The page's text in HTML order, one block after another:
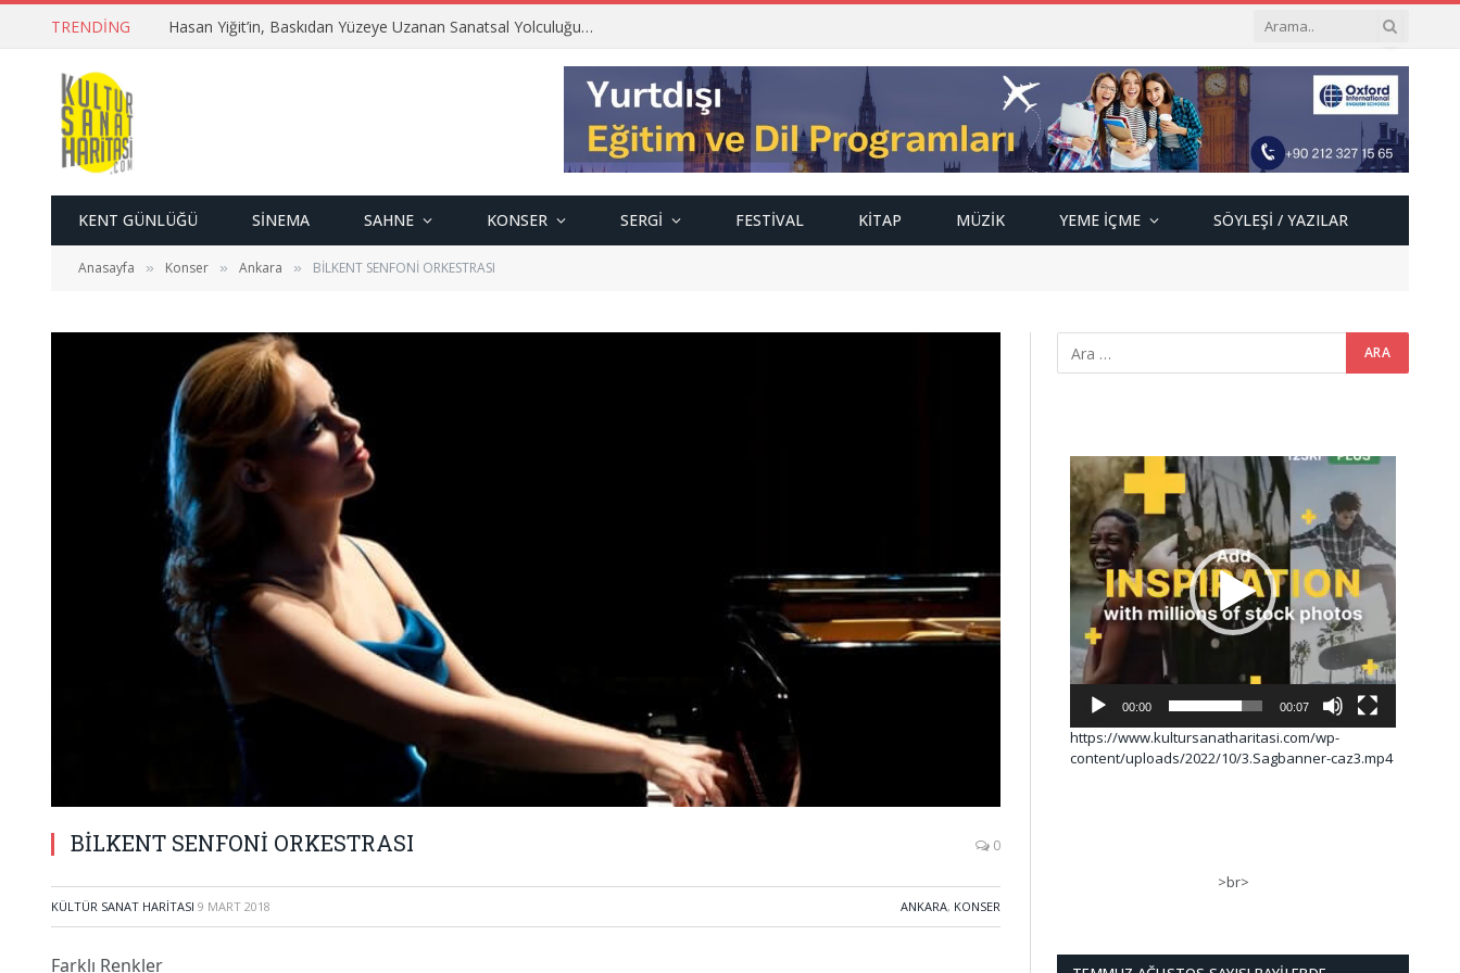
TRENDING Hasan Yiğit’in, Baskıdan Yüzeye Uzanan Sanatsal Yolculuğu…
KENT GÜNLÜĞÜ SINEMA SAHNE KONSER SERGI FESTIVAL KITAP MÜZIK YEME İÇME SÖYLEŞI / YAZILAR
Anasayfa » Konser » Ankara » BİLKENT SENFONİ ORKESTRASI
BİLKENT SENFONİ ORKESTRASI 0
KÜLTÜR SANAT HARITASI 9 MART 2018 ANKARA, KONSER
Farklı Renkler
Video
oynatıcı
00:00 00:07
https://www.kultursanatharitasi.com/wp-
content/uploads/2022/10/3.Sagbanner-caz3.mp4
>br>